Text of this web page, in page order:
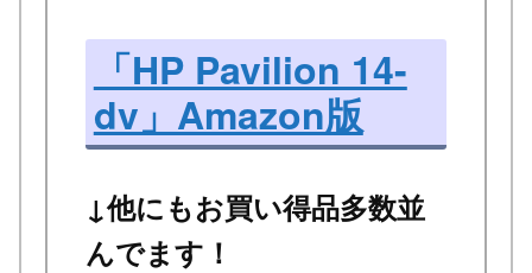
「HP Pavilion 14-
dv」Amazon版
↓他にもお買い得品多数並
んでます！